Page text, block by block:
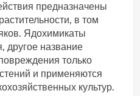
предназначены
в том
Ядохимикаты
другое название
только
и применяются
культур.